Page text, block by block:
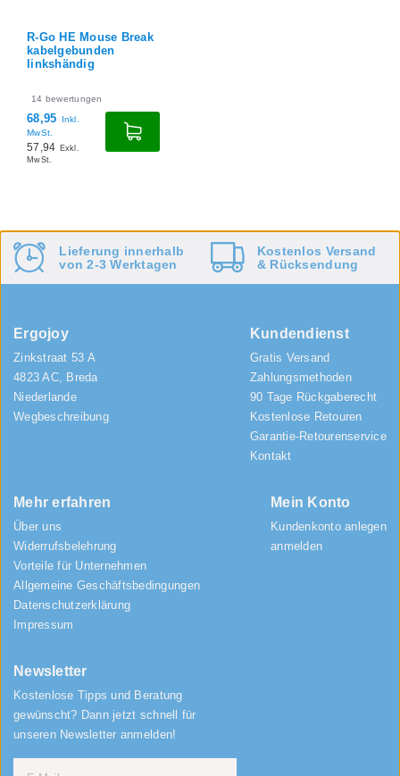
R-Go HE Mouse Break
kabelgebunden
linkshändig
14 bewertungen
68,95
Inkl.
MwSt.
57,94 Exkl.
MwSt.
Lieferung innerhalb
von 2-3 Werktagen
Kostenlos Versand
& Rücksendung
Ergojoy
Zinkstraat 53 A
4823 AC, Breda
Niederlande
Wegbeschreibung
Kundendienst
Gratis Versand
Zahlungsmethoden
90 Tage Rückgaberecht
Kostenlose Retouren
Garantie-Retourenservice
Kontakt
Mehr erfahren
Über uns
Widerrufsbelehrung
Vorteile für Unternehmen
Allgemeine Geschäftsbedingungen
Datenschutzerklärung
Impressum
Mein Konto
Kundenkonto anlegen
anmelden
Newsletter
Kostenlose Tipps und Beratung
gewünscht? Dann jetzt schnell für
unseren Newsletter anmelden!